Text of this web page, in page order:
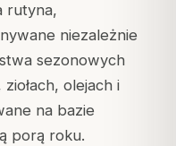
rutyna,
niezależnie
sezonowych
olejach i
na bazie
porą roku.